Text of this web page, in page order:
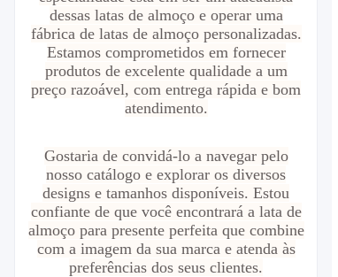
dessas latas de almoço e operar uma
fábrica de latas de almoço personalizadas.
Estamos comprometidos em fornecer
produtos de excelente qualidade a um
preço razoável, com entrega rápida e bom
atendimento.
Gostaria de convidá-lo a navegar pelo
nosso catálogo e explorar os diversos
designs e tamanhos disponíveis. Estou
confiante de que você encontrará a lata de
almoço para presente perfeita que combine
com a imagem da sua marca e atenda às
preferências dos seus clientes.